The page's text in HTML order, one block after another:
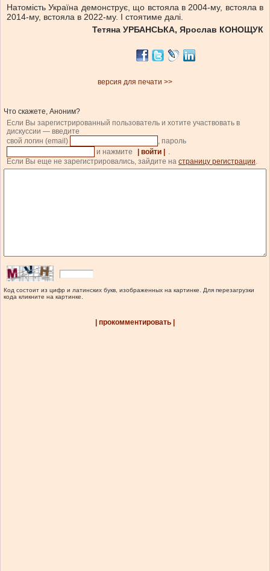
Натомість Україна демонструє, що встояла в 2004-му, встояла в
2014-му, встояла в 2022-му. І стоятиме далі.
Тетяна УРБАНСЬКА, Ярослав КОНОЩУК
версия для печати >>
Что скажете, Аноним?
Если Вы зарегистрированный пользователь и хотите участвовать в
дискуссии — введите
свой логин (email)
, пароль
и нажмите
| войти |
Если Вы еще не зарегистрировались, зайдите на страницу регистрации
Код состоит из цифр и латинских букв, изображенных на картинке. Для перезагрузки
кода кликните на картинке.
| прокомментировать |